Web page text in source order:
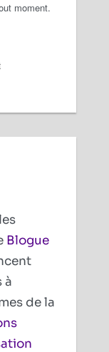
moment.
Blogue
à
de la